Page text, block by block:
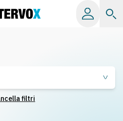
filtri